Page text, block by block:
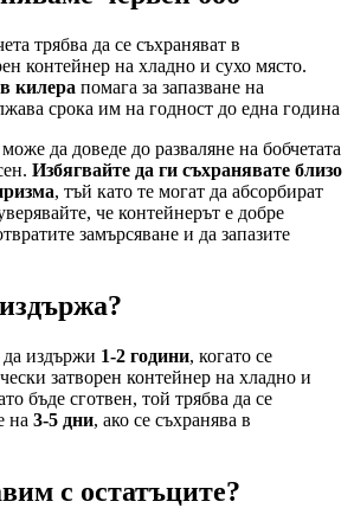
трябва да се съхраняват в
контейнер на хладно и сухо място.
килера помага за запазване на
срока им на годност до една година
да доведе до разваляне на бобчетата
Избягвайте да ги съхранявате близо
, тъй като те могат да абсорбират
че контейнерът е добре
замърсяване и да запазите
издържи 1-2 години, когато се
затворен контейнер на хладно и
бъде сготвен, той трябва да се
на 3-5 дни, ако се съхранява в
с остатъците?